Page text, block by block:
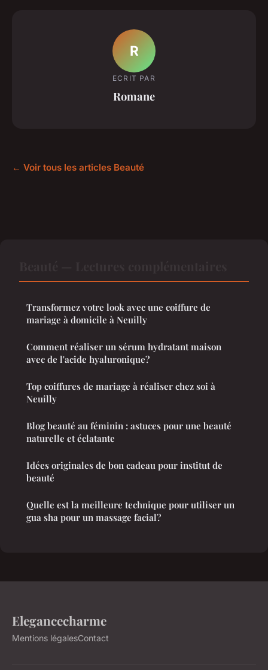
R
ECRIT PAR
Romane
← Voir tous les articles Beauté
Transformez votre look avec une coiffure de
mariage à domicile à Neuilly
Comment réaliser un sérum hydratant maison
avec de l'acide hyaluronique?
Top coiffures de mariage à réaliser chez soi à
Neuilly
Blog beauté au féminin : astuces pour une beauté
naturelle et éclatante
Idées originales de bon cadeau pour institut de
beauté
Quelle est la meilleure technique pour utiliser un
gua sha pour un massage facial?
Elegancecharme
Mentions légalesContact